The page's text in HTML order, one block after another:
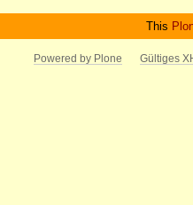
This
Powered by Plone Gültiges